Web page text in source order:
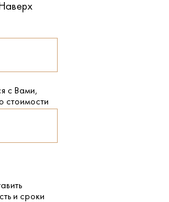
Наверх
с Вами,
стоимости
и сроки